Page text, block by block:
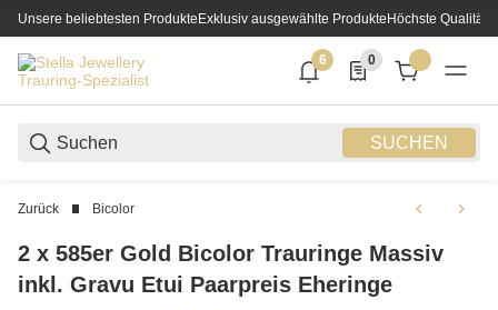
Unsere beliebtesten ProdukteExklusiv ausgewählte ProdukteHöchste Qualität
SUCHEN
6
6 neue Notifizierungen
0
0 Produkte in der
Zurück Bicolor
2 x 585er Gold Bicolor Trauringe Massiv
inkl. Gravu Etui Paarpreis Eheringe